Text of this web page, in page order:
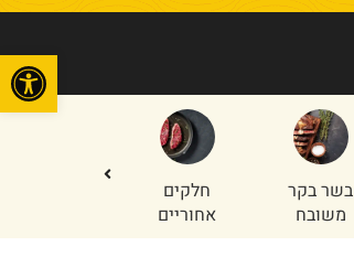
בשר בקר
משובח
חלקים
אחוריים